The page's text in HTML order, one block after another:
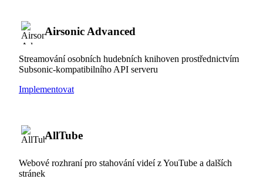
Airsonic Advanced
Streamování osobních hudebních knihoven prostřednictvím
Subsonic-kompatibilního API serveru
Implementovat
AllTube
Webové rozhraní pro stahování videí z YouTube a dalších
stránek